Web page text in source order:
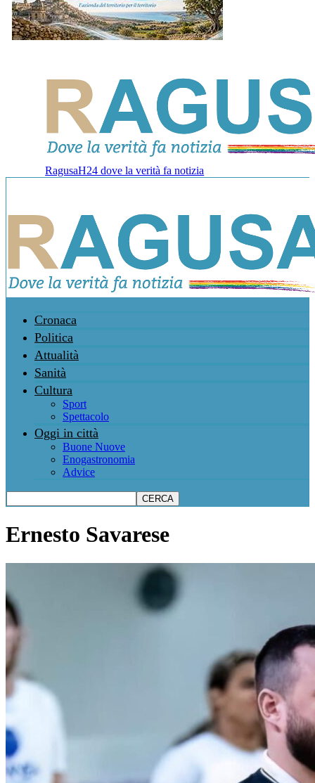
RagusaH24 dove la verità fa notizia
Cronaca
Politica
Attualità
Sanità
Cultura
Sport
Spettacolo
Oggi in città
Buone Nuove
Enogastronomia
Advice
Ernesto Savarese